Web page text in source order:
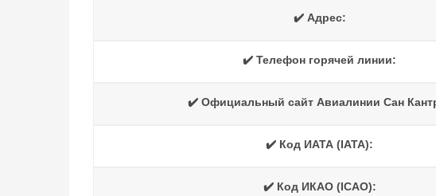
✔️ Адрес:
✔️ Телефон горячей линии:
✔️ Официальный сайт Авиалинии Сан
✔️ Код ИАТА (IATA):
✔️ Код ИКАО (ICAO):